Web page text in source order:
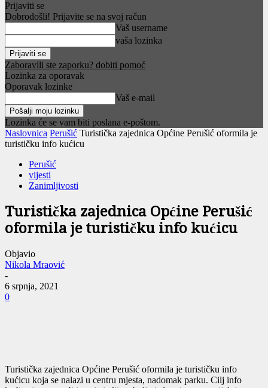
Prijaviti se
Dobrodošli! Prijavite se na svoj račun
Vaš username
vaša lozinka
Zaboravili ste zaporku? dobiti pomoć
Lozinka za oporavak
Oporavak lozinke
Vaš e-mail
Lozinka će se vam biti poslana e-poštom.
Naslovnica Perušić Turistička zajednica Općine Perušić oformila je
turističku info kućicu
Perušić
vijesti
Zanimljivosti
Turistička zajednica Općine Perušić
oformila je turističku info kućicu
Objavio
Nikola Mraović
-
6 srpnja, 2021
0
Turistička zajednica Općine Perušić oformila je turističku info
kućicu koja se nalazi u centru mjesta, nadomak parku. Cilj info